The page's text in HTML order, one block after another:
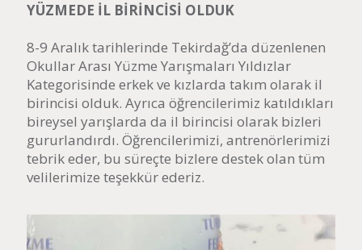
YÜZMEDE İL BİRİNCİSİ OLDUK
8-9 Aralık tarihlerinde Tekirdağ’da düzenlenen
Okullar Arası Yüzme Yarışmaları Yıldızlar
Kategorisinde erkek ve kızlarda takım olarak il
birincisi olduk. Ayrıca öğrencilerimiz katıldıkları
bireysel yarışlarda da il birincisi olarak bizleri
gururlandırdı. Öğrencilerimizi, antrenörlerimizi
tebrik eder, bu süreçte bizlere destek olan tüm
velilerimize teşekkür ederiz.